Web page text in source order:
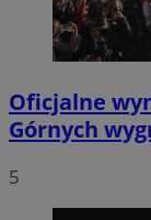
Oficjalne
Górnych
5